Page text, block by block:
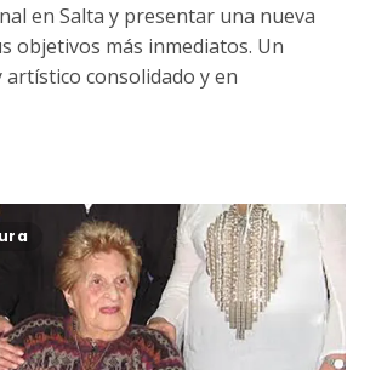
en Salta y presentar una nueva
objetivos más inmediatos. Un
artístico consolidado y en